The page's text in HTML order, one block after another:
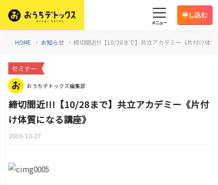
メニュー
申し込む
HOME お知らせ 締切間近!!!【10/28まで】共立アカデミー《片付け体
セミナー
おうちデトックス編集部
締切間近!!!【10/28まで】共立アカデミー《片付
け体質になる講座》
2016-10-27